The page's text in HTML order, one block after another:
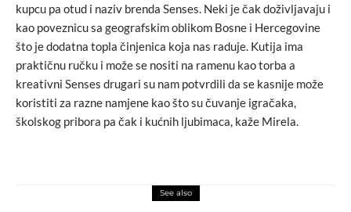
kupcu pa otud i naziv brenda Senses. Neki je čak doživljavaju i
kao poveznicu sa geografskim oblikom Bosne i Hercegovine
što je dodatna topla činjenica koja nas raduje. Kutija ima
praktičnu ručku i može se nositi na ramenu kao torba a
kreativni Senses drugari su nam potvrdili da se kasnije može
koristiti za razne namjene kao što su čuvanje igračaka,
školskog pribora pa čak i kućnih ljubimaca, kaže Mirela.
See also